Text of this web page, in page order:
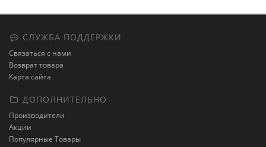
СЛУЖБА ПОДДЕРЖКИ
Связаться с нами
Возврат товара
Карта сайта
ДОПОЛНИТЕЛЬНО
Производители
Акции
Популярные Товары